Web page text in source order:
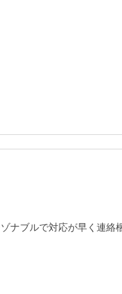
ブルで対応が早く連絡